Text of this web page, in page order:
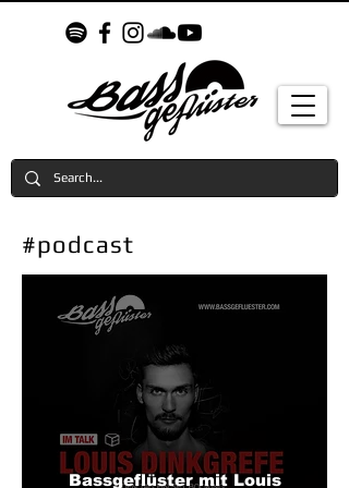
#podcast
Bassgeflüster mit Louis